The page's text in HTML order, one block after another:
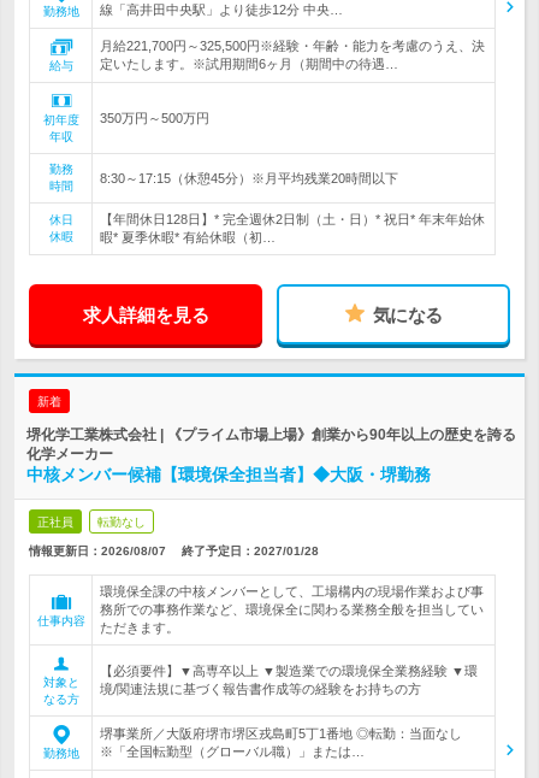
勤務地
線「高井田中央駅」より徒歩12分 中央…
給与
月給221,700円～325,500円※経験・年齢・能力を考慮のうえ、決
定いたします。※試用期間6ヶ月（期間中の待遇…
初年度
年収
350万円～500万円
勤務
時間
8:30～17:15（休憩45分）※月平均残業20時間以下
休日
休暇
【年間休日128日】* 完全週休2日制（土・日）* 祝日* 年末年始休
暇* 夏季休暇* 有給休暇（初…
求人詳細を見る 気になる
新着
堺化学工業株式会社 | 《プライム市場上場》創業から90年以上の歴史を誇る
化学メーカー
中核メンバー候補【環境保全担当者】◆大阪・堺勤務
正社員 転勤なし
情報更新日：2026/08/07 終了予定日： 2027/01/28
仕事内容
環境保全課の中核メンバーとして、工場構内の現場作業および事
務所での事務作業など、環境保全に関わる業務全般を担当してい
ただきます。
対象と
なる方
【必須要件】▼高専卒以上 ▼製造業での環境保全業務経験 ▼環
境/関連法規に基づく報告書作成等の経験をお持ちの方
勤務地
堺事業所／大阪府堺市堺区戎島町5丁1番地 ◎転勤：当面なし
※「全国転勤型（グローバル職）」または…